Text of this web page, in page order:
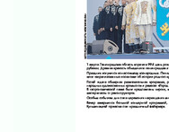
На лидирующих
04 августа 2026
Итоги конкурса
Кадрового
04 августа 2026